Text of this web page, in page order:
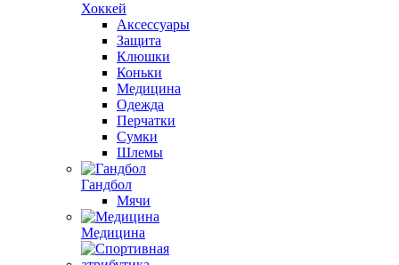
Хоккей
Аксессуары
Защита
Клюшки
Коньки
Медицина
Одежда
Перчатки
Сумки
Шлемы
Гандбол
Мячи
Медицина